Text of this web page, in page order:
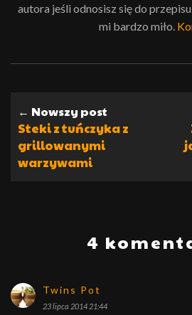
autora jeśli odnosisz się do
mi bardzo miło.
← Nowszy post
Steki z tuńczyka z
grillowanymi
warzywami
4
Twins Pot
23 lipca 2014 21:44